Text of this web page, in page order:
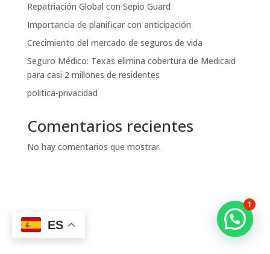
Repatriación Global con Sepio Guard
Importancia de planificar con anticipación
Crecimiento del mercado de seguros de vida
Seguro Médico: Texas elimina cobertura de Medicaid
para casi 2 millones de residentes
politica-privacidad
Comentarios recientes
No hay comentarios que mostrar.
ES
1